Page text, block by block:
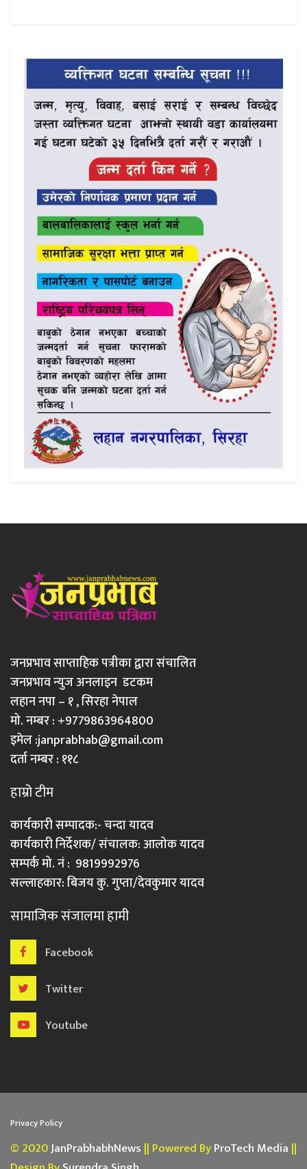
जनप्रभाव साप्ताहिक पत्रीका द्वारा संचालित
जनप्रभाव न्युज अनलाइन डटकम
लहान नपा – १ , सिरहा नेपाल
मो. नम्बर : +9779863964800
इमेल :janprabhab@gmail.com
दर्ता नम्बर : ११८
हाम्रो टीम
कार्यकारी सम्पादक:- चन्दा यादव
कार्यकारी निर्देशक/ संचालक: आलोक यादव
सम्पर्क मो. नं : 9819992976
सल्लाहकार: बिजय कु. गुप्ता/देवकुमार यादव
सामाजिक संजालमा हामी
Facebook
Twitter
Youtube
Privacy Policy
© 2020JanPrabhabhNews || Powered ByProTech Media ||